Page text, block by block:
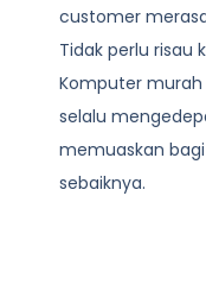
customer
Tidak perlu risau
Komputer murah
selalu
memuaskan
sebaiknya.